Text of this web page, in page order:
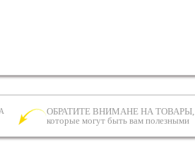
ОБРАТИТЕ ВНИМАНЕ НА ТОВАРЫ,
которые могут быть вам полезными